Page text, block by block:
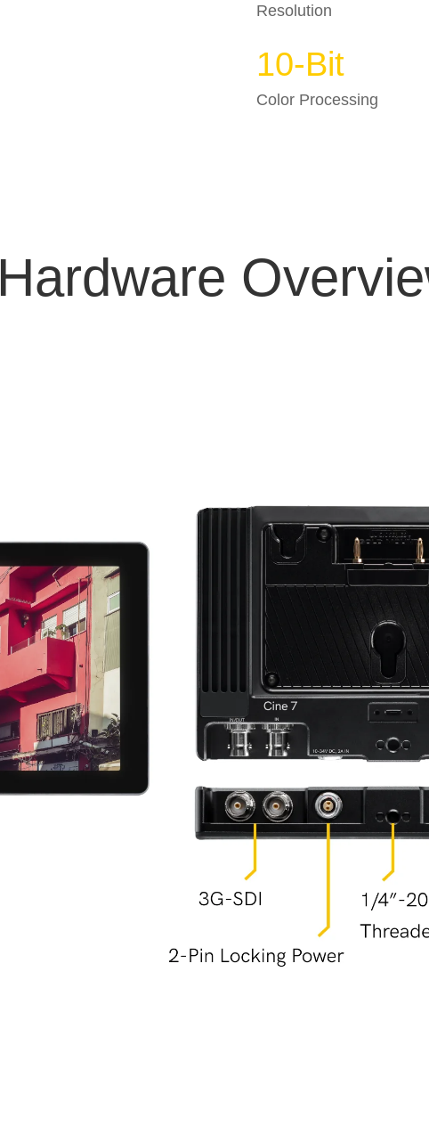
Resolution
10-Bit
Color Processing
Hardware